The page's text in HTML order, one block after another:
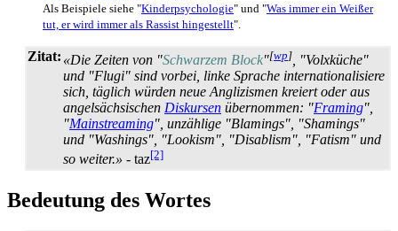
Als Beispiele siehe "Kinderpsychologie" und "Was immer ein Weißer
tut, er wird immer als Rassist hingestellt".
Zitat: «Die Zeiten von "Schwarzem Block"[wp] , "Volxküche"
und "Flugi" sind vorbei, linke Sprache internationalisiere
sich, täglich würden neue Anglizismen kreiert oder aus
angelsächsischen Diskursen übernommen: "Framing",
"Mainstreaming", unzählige "Blamings", "Shamings"
und "Washings", "Lookism", "Disablism", "Fatism" und
so weiter.» - taz[2]
Bedeutung des Wortes